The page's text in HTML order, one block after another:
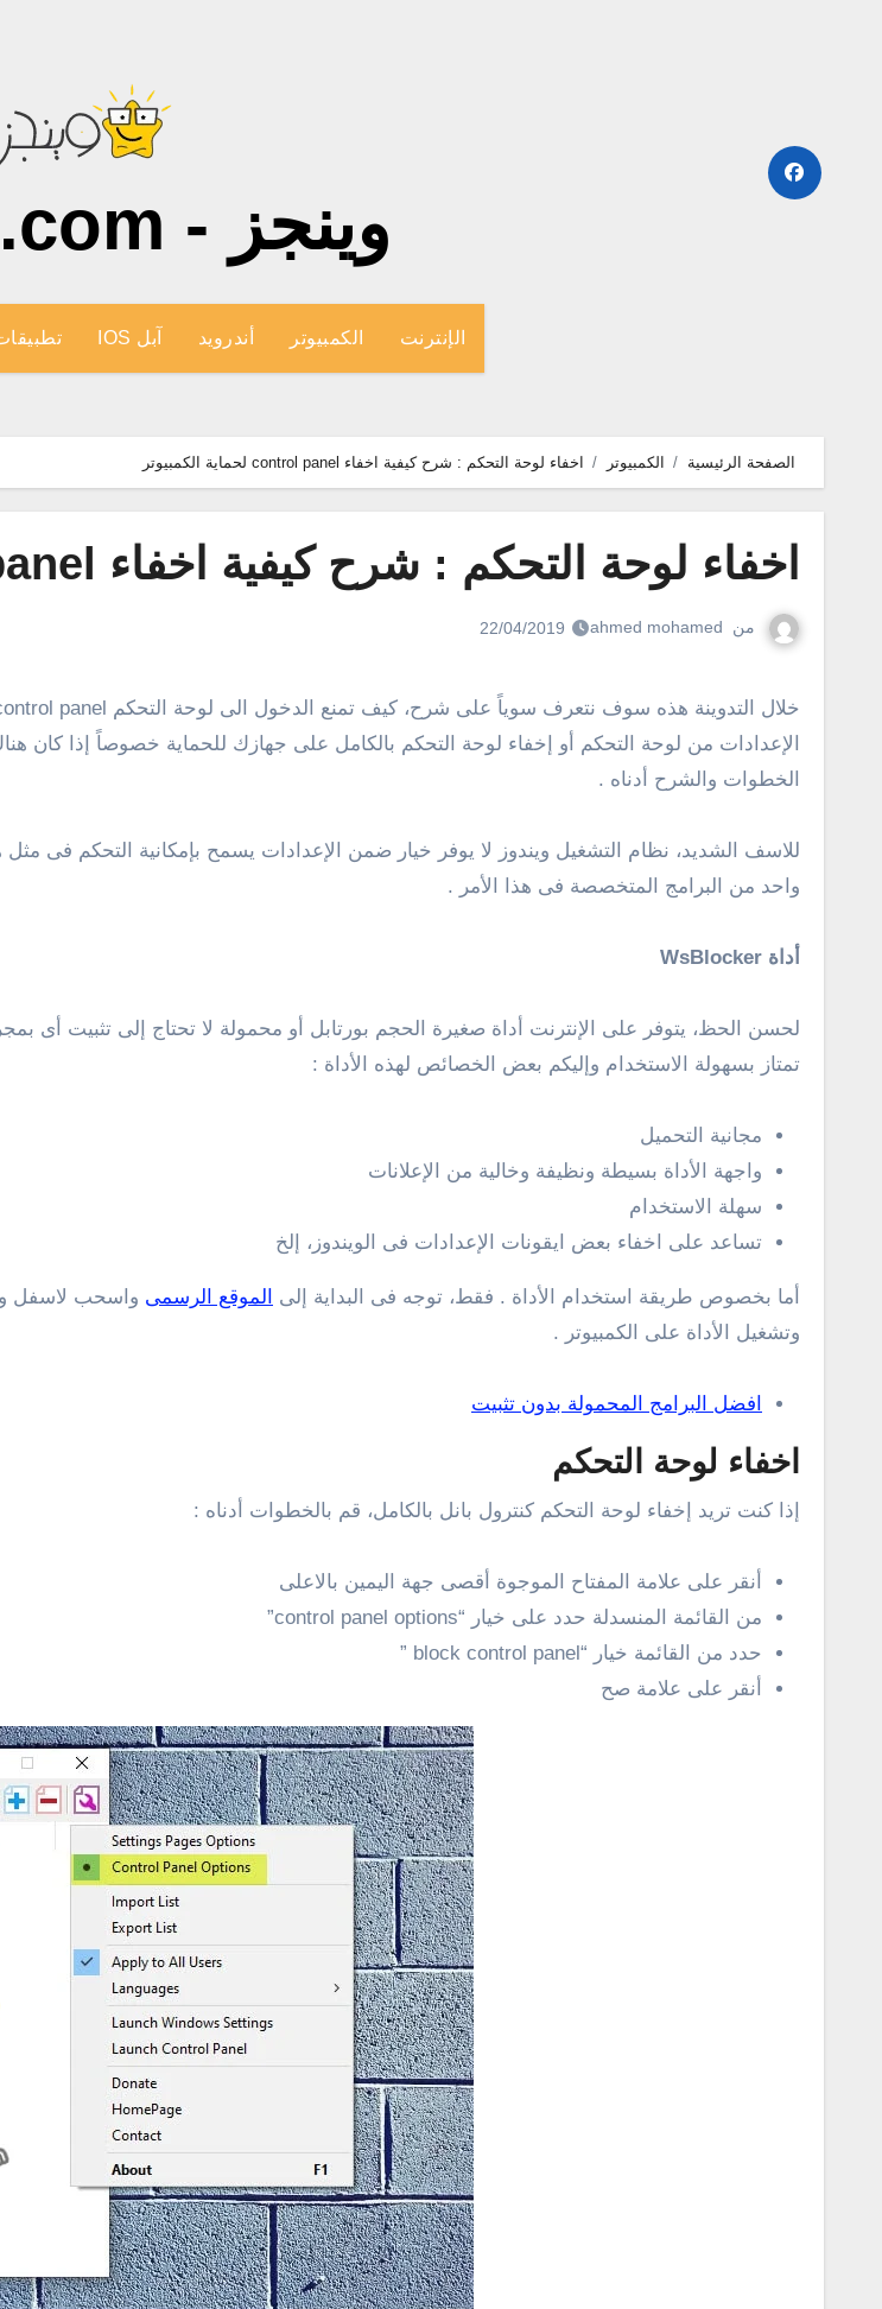
وينجز - wingiz.com
الإنترنت الكمبيوتر أندرويد آبل IOS
الصفحة الرئيسية الكمبيوتر اخفاء لوحة التحكم : شرح كيفية اخفاء control panel لحماية الكمبيوتر
اخفاء لوحة التحكم : شرح كيفية اخفاء control panel لحماية الكمبيوتر
من ahmed mohamed
22/04/2019
خلال التدوينة هذه سوف نتعرف سوياً على شرح، كيف تمنع الدخول الى لوحة التحكم control panel لحماية حاسوبك . نعم، إذا كنت تبحث عن طريقة تساعد فى إخفاء بعض
الإعدادات من لوحة التحكم أو إخفاء لوحة التحكم بالكامل على جهازك للحماية خصوصاً إذا
الخطوات والشرح أدناه .
للاسف الشديد، نظام التشغيل ويندوز لا يوفر خيار ضمن الإعدادات يسمح بإمكانية التحكم فى
واحد من البرامج المتخصصة فى هذا الأمر .
أداة WsBlocker
لحسن الحظ، يتوفر على الإنترنت أداة صغيرة الحجم بورتابل أو محمولة لا تحتاج إلى تثبيت أى
تمتاز بسهولة الاستخدام وإليكم بعض الخصائص لهذه الأداة :
مجانية التحميل
واجهة الأداة بسيطة ونظيفة وخالية من الإعلانات
سهلة الاستخدام
تساعد على اخفاء بعض ايقونات الإعدادات فى الويندوز، إلخ
أما بخصوص طريقة استخدام الأداة . فقط، توجه فى البداية إلى الموقع الرسمى
وتشغيل الأداة على الكمبيوتر .
افضل البرامج المحمولة بدون تثبيت
اخفاء لوحة التحكم
إذا كنت تريد إخفاء لوحة التحكم كنترول بانل بالكامل، قم بالخطوات أدناه :
أنقر على علامة المفتاح الموجوة أقصى جهة اليمين بالاعلى
من القائمة المنسدلة حدد على خيار “control panel options”
حدد من القائمة خيار “block control panel ”
أنقر على علامة صح